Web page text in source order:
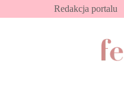
Redakcja portalu